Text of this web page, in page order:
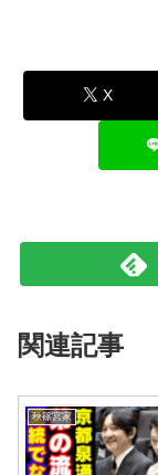
X
関連記事
秋篠宮家